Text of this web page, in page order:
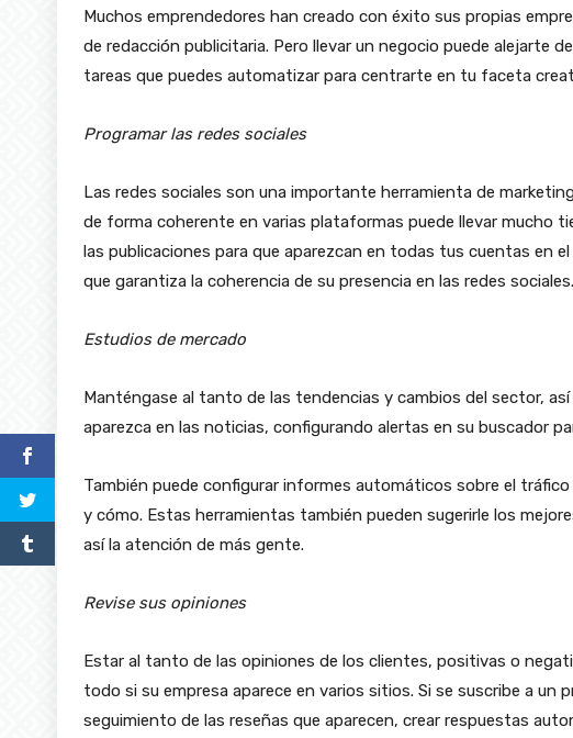
Muchos emprendedores han creado con éxito sus propias
de redacción publicitaria. Pero llevar un negocio puede alejarte
tareas que puedes automatizar para centrarte en tu faceta
Programar las redes sociales
Las redes sociales son una importante herramienta de
de forma coherente en varias plataformas puede llevar mucho
las publicaciones para que aparezcan en todas tus cuentas en
que garantiza la coherencia de su presencia en las redes sociales.
Estudios de mercado
Manténgase al tanto de las tendencias y cambios del sector,
aparezca en las noticias, configurando alertas en su buscador
También puede configurar informes automáticos sobre el
y cómo. Estas herramientas también pueden sugerirle los
así la atención de más gente.
Revise sus opiniones
Estar al tanto de las opiniones de los clientes, positivas o
todo si su empresa aparece en varios sitios. Si se suscribe a un
seguimiento de las reseñas que aparecen, crear respuestas